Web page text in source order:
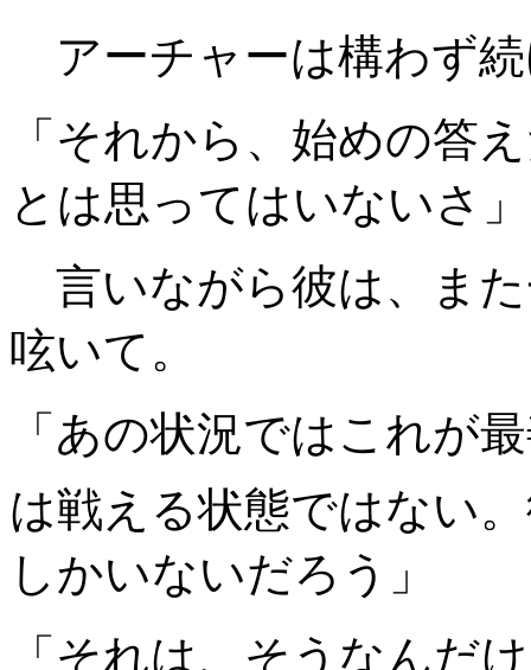
アーチャーは構わず
「それから、始めの答
とは思ってはいないさ」
言いながら彼は、ま
呟いて。
「あの状況ではこれが
は戦える状態ではない。
しかいないだろう」
「それは、そうなんだ